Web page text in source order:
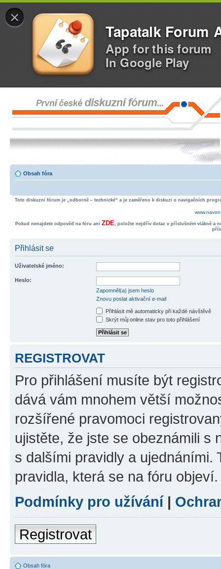
×
Tapatalk Forum
App for this forum
In Google Play
Obsah fóra
Toto diskuzní fórum je „odborně – technické“ a je zaměřeno k diskuzi o navigačních
Pokud nenajdete odpověď na fóru ani ZDE, položte nejdřív dotaz v příslušném vlákně a
Přihlásit se
Uživatelské jméno:
Heslo:
Zapomněl(a) jsem heslo
Znovu poslat aktivační e-mail
Přihlásit mě automaticky při každé návštěvě
Skrýt můj online stav pro toto přihlášení
REGISTROVAT
Pro přihlášení musíte být
dává vám mnohem větší
rozšířené pravomoci
ujistěte, že jste se obeznámili s
s dalšími pravidly a ujednáními.
pravidla, která se na fóru objeví.
Podmínky pro užívání|
Registrovat
Obsah fóra